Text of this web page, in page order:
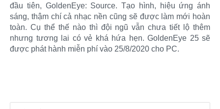
đầu tiên, GoldenEye: Source. Tạo hình, hiệu ứng ánh
sáng, thậm chí cả nhạc nền cũng sẽ được làm mới hoàn
toàn. Cụ thể thế nào thì đội ngũ vẫn chưa tiết lộ thêm
nhưng tương lai có vẻ khá hứa hẹn. GoldenEye 25 sẽ
được phát hành miễn phí vào 25/8/2020 cho PC.​